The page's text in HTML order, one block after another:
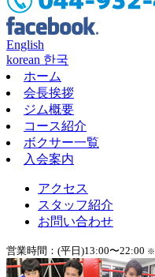
English
korean 한국
ホーム
会長挨拶
ジム概要
コース紹介
ボクサー一覧
入会案内
アクセス
スタッフ紹介
お問い合わせ
営業時間：(平日)13:00〜22:00